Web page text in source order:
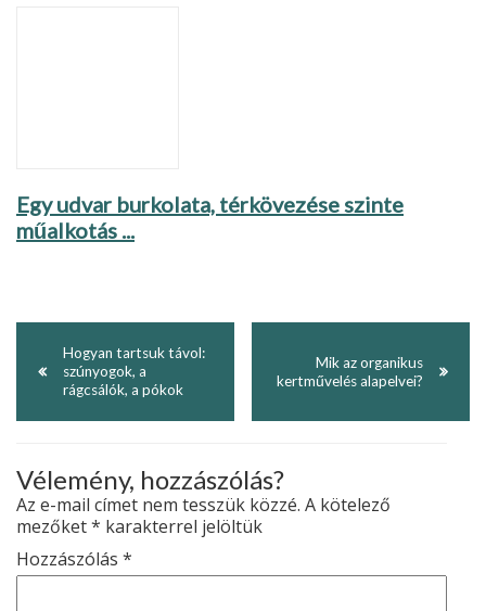
Egy udvar burkolata, térkövezése szinte
műalkotás ...
Hogyan tartsuk távol:
szúnyogok, a
rágcsálók, a pókok
Mik az organikus
kertművelés alapelvei?
Vélemény, hozzászólás?
Az e-mail címet nem tesszük közzé. A kötelező
mezőket* karakterrel jelöltük
Hozzászólás *